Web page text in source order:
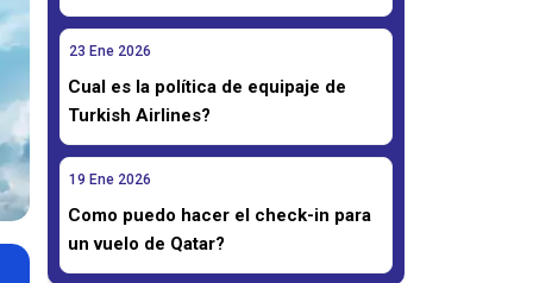
23 Ene 2026
Cual es la política de equipaje de
Turkish Airlines?
19 Ene 2026
Como puedo hacer el check-in para
un vuelo de Qatar?